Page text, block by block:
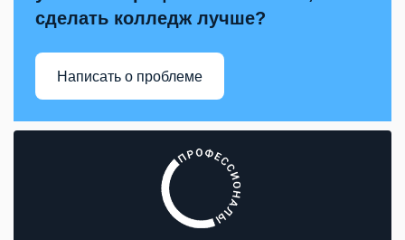
сделать колледж лучше?
Написать о проблеме